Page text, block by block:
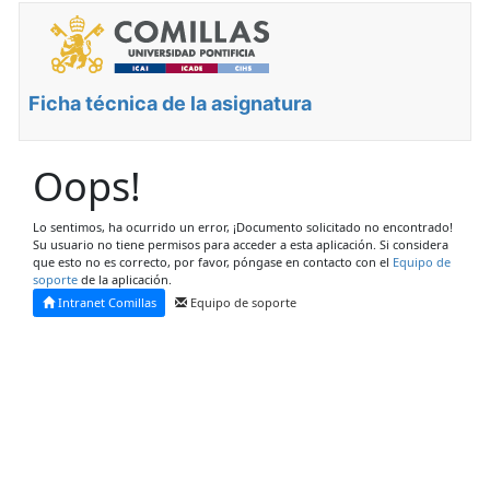
Ficha técnica de la asignatura
Oops!
Lo sentimos, ha ocurrido un error, ¡Documento solicitado no encontrado!
Su usuario no tiene permisos para acceder a esta aplicación. Si considera
que esto no es correcto, por favor, póngase en contacto con el Equipo de
soporte de la aplicación.
Intranet Comillas
Equipo de soporte